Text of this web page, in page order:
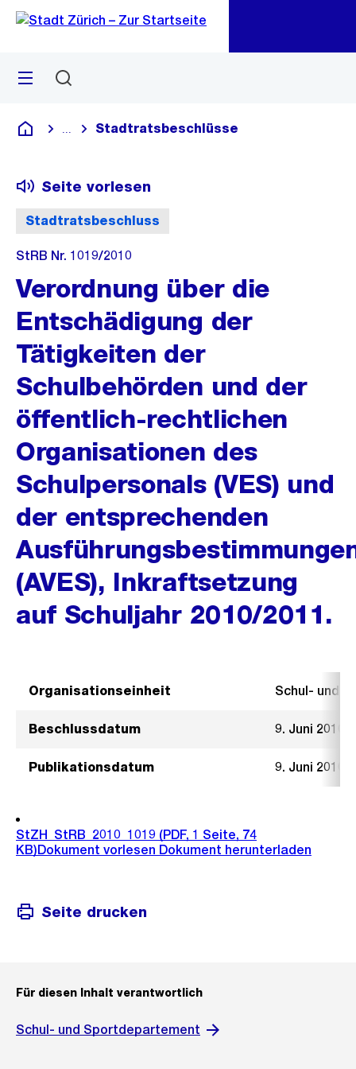
Navigation
Sprunglink
Menü
Deutsch
Blende alle Breadcrumbs ein
Stadtratsbeschlüsse
Stadtratsbeschluss
Seite vorlesen
StRB Nr. 1019/2010
Verordnung über die
Entschädigung der
Tätigkeiten der
Schulbehörden und der
öffentlich-rechtlichen
Organisationen des
Schulpersonals (VES) und
der entsprechenden
(AVES), Inkraftsetzung
auf Schuljahr 2010/2011.
Organisationseinheit Schul- und
Beschlussdatum 9. Juni 2010
Publikationsdatum 9. Juni 2010
StZH_StRB_2010_1019 (PDF, 1 Seite, 74
KB)Dokument vorlesen Dokument herunterladen
Seite drucken
Für diesen Inhalt verantwortlich
Schul- und Sportdepartement